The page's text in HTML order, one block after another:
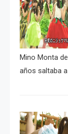
Mino Monta
años saltaba